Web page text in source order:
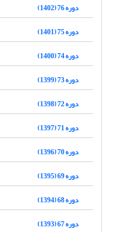
دوره 76 (1402)
دوره 75 (1401)
دوره 74 (1400)
دوره 73 (1399)
دوره 72 (1398)
دوره 71 (1397)
دوره 70 (1396)
دوره 69 (1395)
دوره 68 (1394)
دوره 67 (1393)